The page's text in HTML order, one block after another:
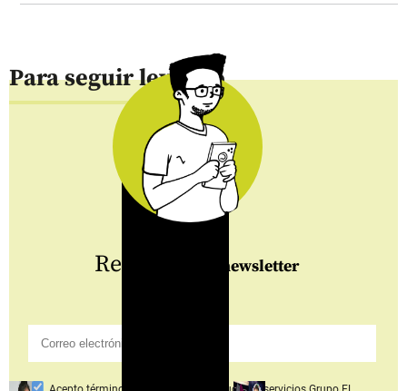
Para seguir leyendo
Regístrate al newsletter